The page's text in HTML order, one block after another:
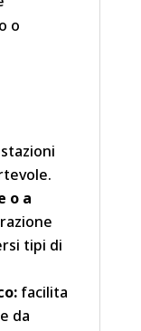
o
o a
tipi di
facilita
da